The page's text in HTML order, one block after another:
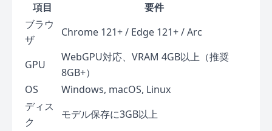
項目
要件
ブラウ
ザ
Chrome 121+ / Edge 121+ / Arc
GPU
WebGPU対応、VRAM 4GB以上（推奨
8GB+）
OS
Windows, macOS, Linux
ディス
ク
モデル保存に3GB以上